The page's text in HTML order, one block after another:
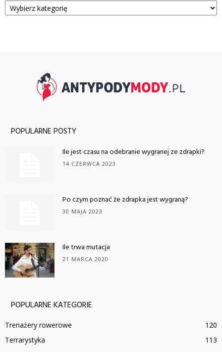
POPULARNE POSTY
Ile jest czasu na odebranie wygranej ze zdrapki?
14 CZERWCA 2023
Po czym poznać że zdrapka jest wygraną?
30 MAJA 2023
Ile trwa mutacja
21 MARCA 2020
POPULARNE KATEGORIE
Trenażery rowerowe
120
Terrarystyka
113